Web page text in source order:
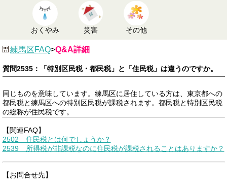
おくやみ 災害 その他
練馬区FAQ>Q&A詳細
質問2535：「特別区民税・都民税」と「住民税」は違うのですか。
同じものを意味しています。練馬区に居住している方は、東京都への
都民税と練馬区への特別区民税が課税されます。都民税と特別区民税
の総称が住民税です。
【関連FAQ】
2502 住民税とは何でしょうか？
2539 所得税が非課税なのに住民税が課税されることはありますか？
【お問合せ先】